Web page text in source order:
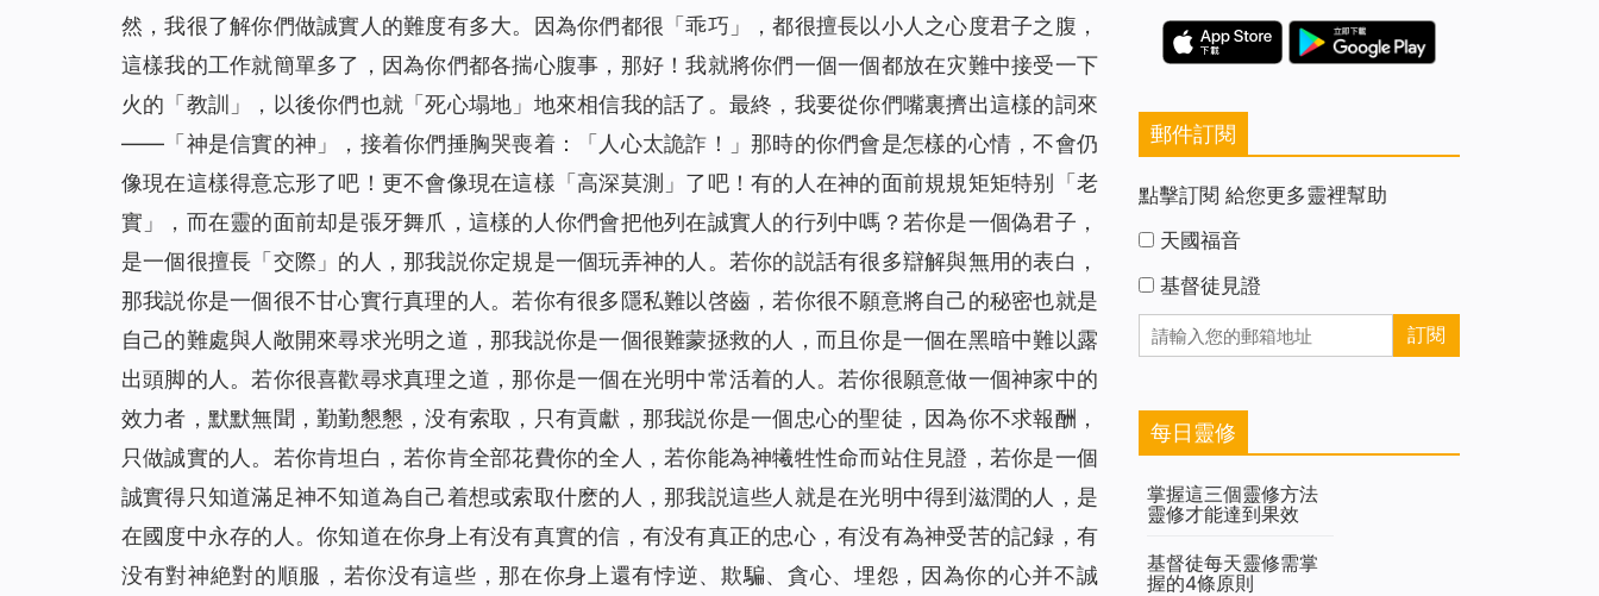
然，我很了解你們做誠實人的難度有多大。因為你們都很「乖巧」，都很擅長以小人之心度君子之腹，
這樣我的工作就簡單多了，因為你們都各揣心腹事，那好！我就將你們一個一個都放在灾難中接受一下
火的「教訓」，以後你們也就「死心塌地」地來相信我的話了。最終，我要從你們嘴裏擠出這樣的詞來
——「神是信實的神」，接着你們捶胸哭喪着：「人心太詭詐！」那時的你們會是怎樣的心情，不會仍
像現在這樣得意忘形了吧！更不會像現在這樣「高深莫測」了吧！有的人在神的面前規規矩矩特别「老
實」，而在靈的面前却是張牙舞爪，這樣的人你們會把他列在誠實人的行列中嗎？若你是一個偽君子，
是一個很擅長「交際」的人，那我説你定規是一個玩弄神的人。若你的説話有很多辯解與無用的表白，
那我説你是一個很不甘心實行真理的人。若你有很多隱私難以啓齒，若你很不願意將自己的秘密也就是
自己的難處與人敞開來尋求光明之道，那我説你是一個很難蒙拯救的人，而且你是一個在黑暗中難以露
出頭脚的人。若你很喜歡尋求真理之道，那你是一個在光明中常活着的人。若你很願意做一個神家中的
效力者，默默無聞，勤勤懇懇，没有索取，只有貢獻，那我説你是一個忠心的聖徒，因為你不求報酬，
只做誠實的人。若你肯坦白，若你肯全部花費你的全人，若你能為神犧牲性命而站住見證，若你是一個
誠實得只知道滿足神不知道為自己着想或索取什麽的人，那我説這些人就是在光明中得到滋潤的人，是
在國度中永存的人。你知道在你身上有没有真實的信，有没有真正的忠心，有没有為神受苦的記録，有
没有對神絶對的順服，若你没有這些，那在你身上還有悖逆、欺騙、貪心、埋怨，因為你的心并不誠
郵件訂閱
點擊訂閱 給您更多靈裡幫助
天國福音
基督徒見證
每日靈修
掌握這三個靈修方法
靈修才能達到果效
基督徒每天靈修需掌
握的4條原則